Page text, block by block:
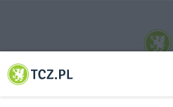
© 2001-2026 Tczew - TCZ.PL Sp. z o.o.